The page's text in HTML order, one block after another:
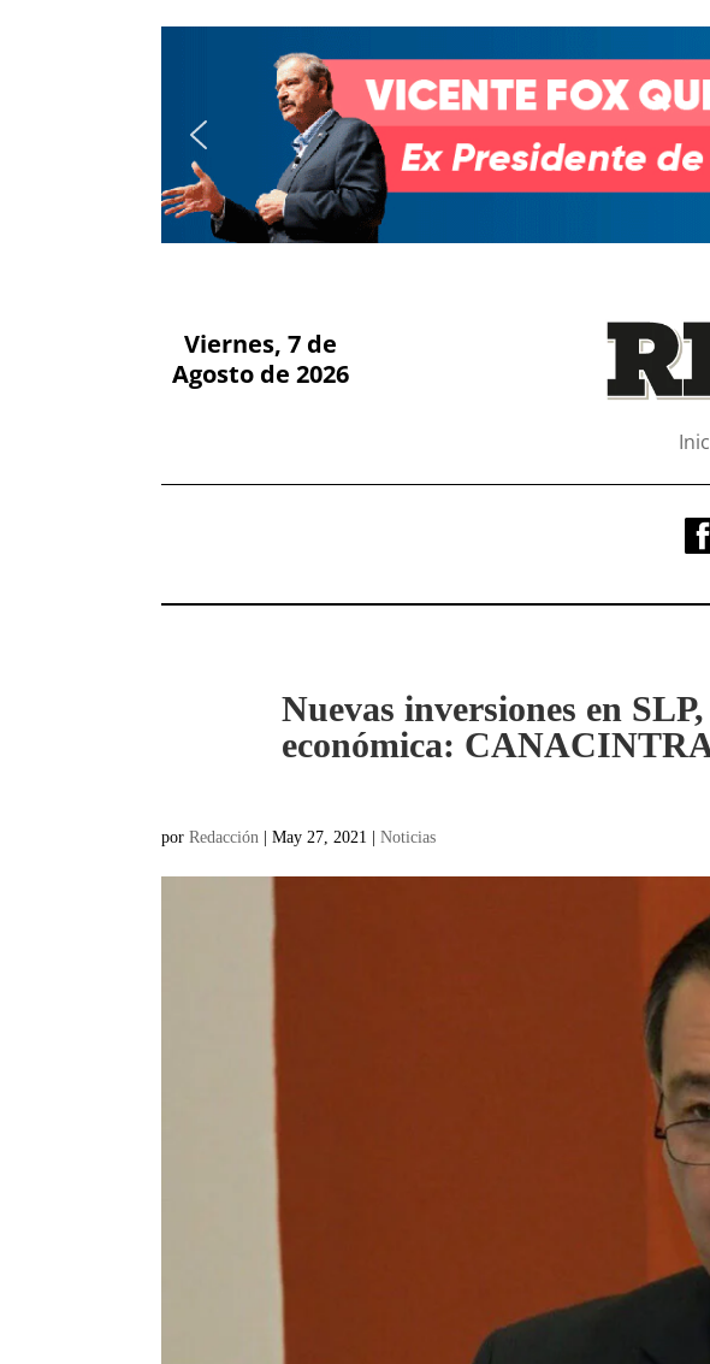
Viernes, 7 de
Agosto de 2026
Nuevas inversiones en
económica:
porRedacción |May 27, 2021 |Noticias